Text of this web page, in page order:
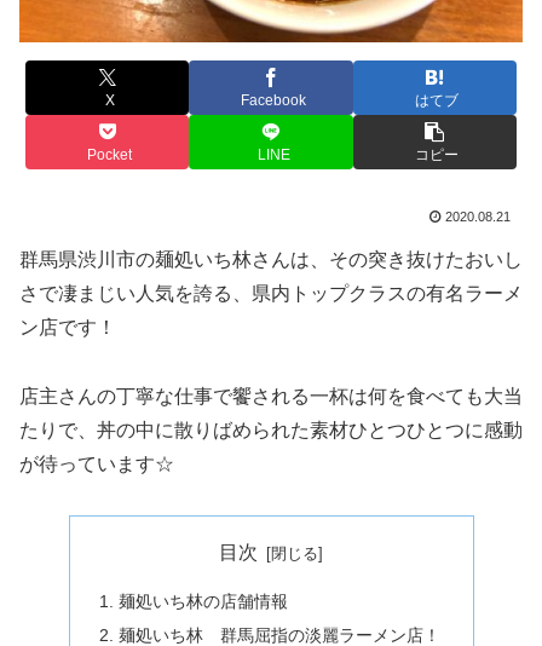
X Facebook はてブ
Pocket LINE コピー
2020.08.21
群馬県渋川市の麺処いち林さんは、その突き抜けたおいし
さで凄まじい人気を誇る、県内トップクラスの有名ラーメ
ン店です！
店主さんの丁寧な仕事で饗される一杯は何を食べても大当
たりで、丼の中に散りばめられた素材ひとつひとつに感動
が待っています☆
目次
麺処いち林の店舗情報
麺処いち林 群馬屈指の淡麗ラーメン店！